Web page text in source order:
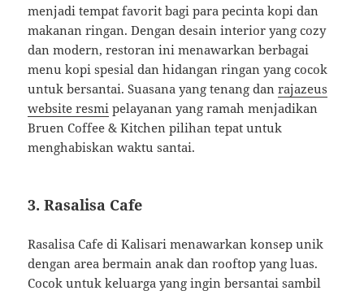
menjadi tempat favorit bagi para pecinta kopi dan
makanan ringan. Dengan desain interior yang cozy
dan modern, restoran ini menawarkan berbagai
menu kopi spesial dan hidangan ringan yang cocok
untuk bersantai. Suasana yang tenang danrajazeus
website resmi pelayanan yang ramah menjadikan
Bruen Coffee & Kitchen pilihan tepat untuk
menghabiskan waktu santai.
3.Rasalisa Cafe
Rasalisa Cafe di Kalisari menawarkan konsep unik
dengan area bermain anak dan rooftop yang luas.
Cocok untuk keluarga yang ingin bersantai sambil